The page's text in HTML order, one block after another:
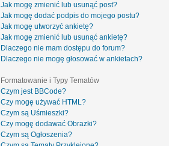
Jak mogę zmienić lub usunąć post?
Jak mogę dodać podpis do mojego postu?
Jak mogę utworzyć ankietę?
Jak mogę zmienić lub usunąć ankietę?
Dlaczego nie mam dostępu do forum?
Dlaczego nie mogę głosować w ankietach?
Formatowanie i Typy Tematów
Czym jest BBCode?
Czy mogę używać HTML?
Czym są Uśmieszki?
Czy mogę dodawać Obrazki?
Czym są Ogłoszenia?